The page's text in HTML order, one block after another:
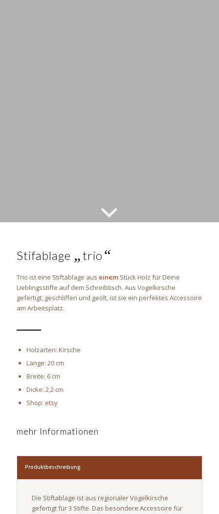
Stifablage „trio “
Trio ist eine Stiftablage aus einemStück Holz für Deine
Lieblingsstifte auf dem Schreibtisch. Aus Vogelkirsche
gefertigt, geschliffen und geölt, ist sie ein perfektes Accessoire
am Arbeitsplatz.
Holzarten: Kirsche
Länge: 20 cm
Breite: 6 cm
Dicke: 2,2 cm
Shop: etsy
mehr Informationen
Produktbeschreibung
Die Stiftablage ist aus regionaler Vogelkirsche
gefertigt für 3 Stifte. Das besondere Accessoire für